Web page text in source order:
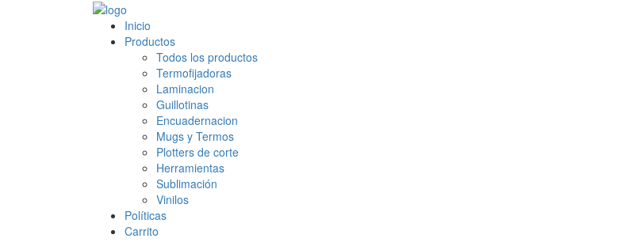
Inicio
Productos
Todos los productos
Termofijadoras
Laminacion
Guillotinas
Encuadernacion
Mugs y Termos
Plotters de corte
Herramientas
Sublimación
Vinilos
Políticas
Carrito